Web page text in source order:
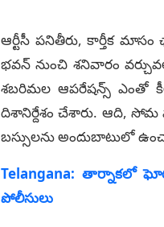
ఆర్టీసీ పనితీరు, కార్తీక
భవన్ నుంచి శనివారం
శబరిమల ఆపరేషన్స్ ఎంతో
దిశానిర్దేశం చేశారు. ఆది, సోమ
బస్సులను అందుబాటులో
Telangana: తార్నాకలో
పోలీసులు